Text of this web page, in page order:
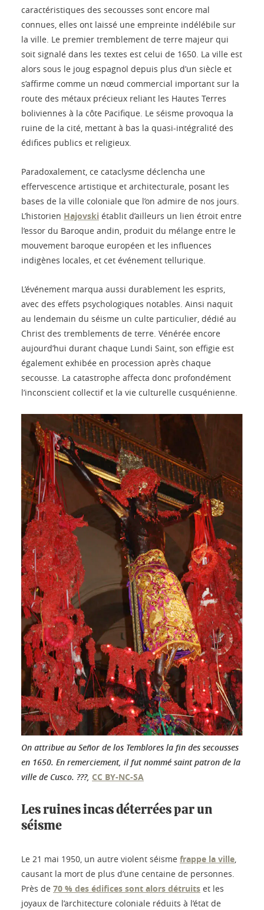
caractéristiques des secousses sont encore mal
connues, elles ont laissé une empreinte indélébile sur
la ville. Le premier tremblement de terre majeur qui
soit signalé dans les textes est celui de 1650. La ville est
alors sous le joug espagnol depuis plus d’un siècle et
s’affirme comme un nœud commercial important sur la
route des métaux précieux reliant les Hautes Terres
boliviennes à la côte Pacifique. Le séisme provoqua la
ruine de la cité, mettant à bas la quasi-intégralité des
édifices publics et religieux.
Paradoxalement, ce cataclysme déclencha une
effervescence artistique et architecturale, posant les
bases de la ville coloniale que l’on admire de nos jours.
L’historien Hajovski établit d’ailleurs un lien étroit entre
l’essor du Baroque andin, produit du mélange entre le
mouvement baroque européen et les influences
indigènes locales, et cet événement tellurique.
L’événement marqua aussi durablement les esprits,
avec des effets psychologiques notables. Ainsi naquit
au lendemain du séisme un culte particulier, dédié au
Christ des tremblements de terre. Vénérée encore
aujourd’hui durant chaque Lundi Saint, son effigie est
également exhibée en procession après chaque
secousse. La catastrophe affecta donc profondément
l’inconscient collectif et la vie culturelle cusquénienne.
On attribue au Señor de los Temblores la fin des secousses
en 1650. En remerciement, il fut nommé saint patron de la
ville de Cusco. ???, CC BY-NC-SA
Les ruines incas déterrées par un
séisme
Le 21 mai 1950, un autre violent séisme frappe la ville,
causant la mort de plus d’une centaine de personnes.
Près de 70 % des édifices sont alors détruits et les
joyaux de l’architecture coloniale réduits à l’état de